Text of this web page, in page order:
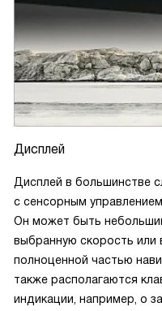
Дисплей
Дисплей в большинстве
с сенсорным
Он может быть
выбранную скорость или
полноценной частью
также располагаются
индикации, например, о